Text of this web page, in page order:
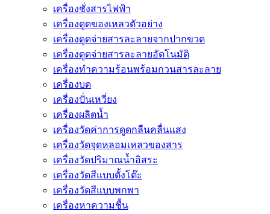
เครื่องชั่งสารไฟฟ้า
เครื่องดูดของเหลวตัวอย่าง
เครื่องดูดจ่ายสารละลายจากปากขวด
เครื่องดูดจ่ายสารละลายอัตโนมัติ
เครื่องทำความร้อนพร้อมกวนสารละลาย
เครื่องบด
เครื่องปั่นเหวี่ยง
เครื่องผลิตน้ำ
เครื่องวัดค่าการดูดกลืนคลื่นแสง
เครื่องวัดจุดหลอมเหลวของสาร
เครื่องวัดปริมาณน้ำอิสระ
เครื่องวัดสีแบบตั้งโต๊ะ
เครื่องวัดสีแบบพกพา
เครื่องหาความชื้น